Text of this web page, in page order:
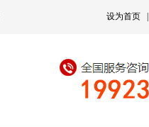
设为首页